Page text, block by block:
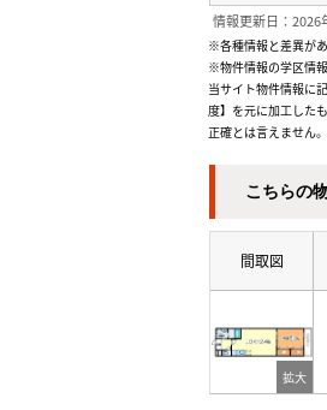
情報更新日：2026
※各種情報と差異が
※物件情報の学区情
当サイト物件情報に
度】を元に加工した
正確とは言えません
こちらの
間取図